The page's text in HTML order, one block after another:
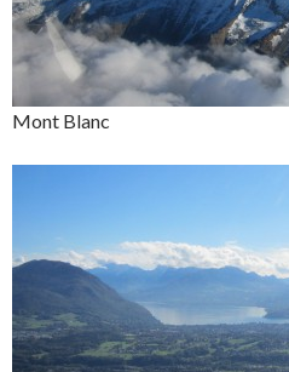
Mont Blanc